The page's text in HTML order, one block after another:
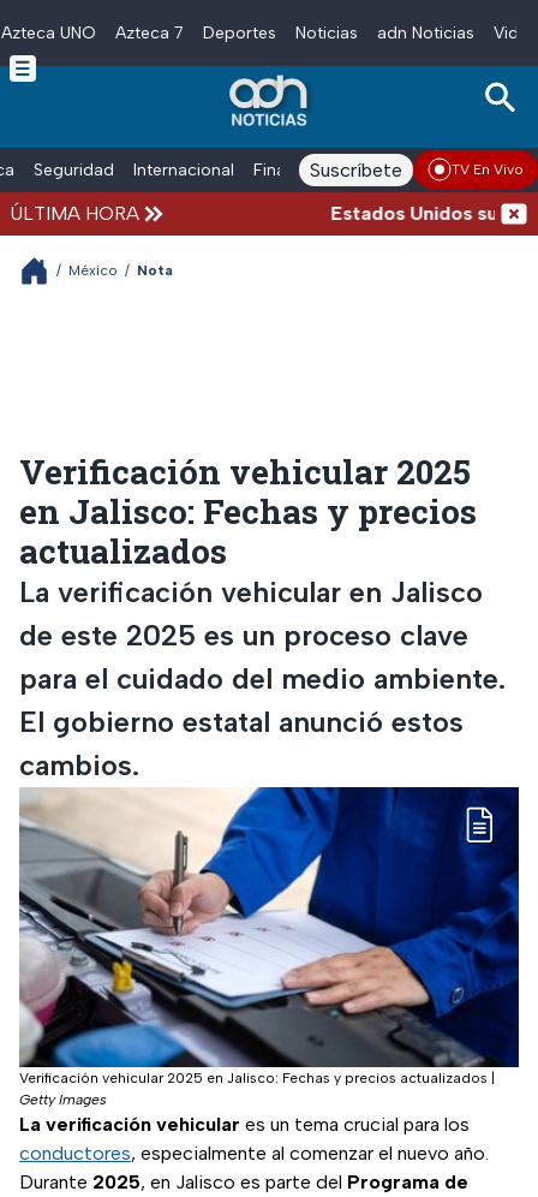
Skip to main content
Azteca UNO Azteca 7 Deportes Noticias adn Noticias
Seguridad Internacional Finanzas adn Noticias Radio
Suscríbete TV En Vivo
ÚLTIMA HORA Estados Unidos
/ México / Nota
Verificación vehicular 2025
en Jalisco: Fechas y precios
actualizados
La verificación vehicular en Jalisco
de este 2025 es un proceso clave
para el cuidado del medio ambiente.
El gobierno estatal anunció estos
cambios.
Verificación vehicular 2025 en Jalisco: Fechas y precios actualizados
Getty Images
La verificación vehicular es un tema crucial para los
conductores, especialmente al comenzar el nuevo año.
Durante 2025, en Jalisco es parte del Programa de